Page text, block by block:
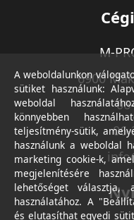
M-
6900
A weboldalunkon
sütiket használunk:
weboldal
könnyebben
teljesítmény-sütik,
használunk a weboldal
marketing cookie-k,
megjelenítésére
lehetőséget választja,
használatához. A
és elutasíthat egyedi